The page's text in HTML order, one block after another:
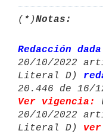
(*)Notas:
Redacción
20/10/2022
Literal D)
20.446 de 16/
Ver vigencia:
20/10/2022
Literal D)